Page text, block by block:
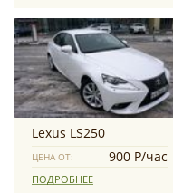
Lexus LS250
ЦЕНА ОТ: 900 Р/час
ПОДРОБНЕЕ